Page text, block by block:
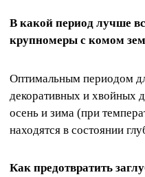
В какой период лучше
крупномеры с комом
Оптимальным периодом
декоративных и хвойных
осень и зима (при
находятся в состоянии
Как предотвратить